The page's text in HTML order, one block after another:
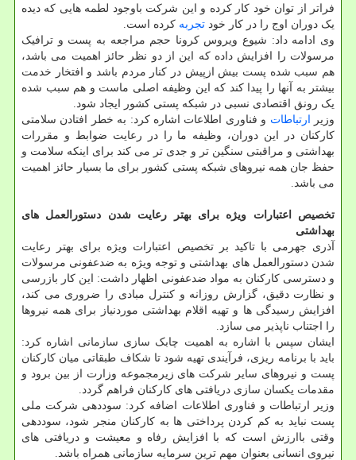
فراتر از توان خود کار کرده و این شرکت باوجود لطمه هایی که دیده
یک دوران اوج را در کار خود تجربه کرده است.
وی ادامه داد: شیوع ویروس کرونا حجم مراجعه به پست و ترافیک
مرسولات را افزایش داده که این از دو نظر حائز اهمیت می باشد،
هم سبب شده پست بیش ازپیش در کنار مردم باشد و افتخار خدمت
بیشتر به آنها را پیدا کند که این وظیفه اصلی ماست و هم سبب شده
یک رونق اقتصادی نسبی در شبکه پستی کشور ایجاد شود.
وزیر
ارتباطات و فناوری اطلاعات اشاره کرد: به خطر افتادن سلامتی
کارکنان در این دوران، وظیفه ما را در رعایت ضوابط و مقررات
بهداشتی و مراقبتی سنگین تر و جدی تر می کند برای اینکه سلامت و
حفظ جان همه نیروهای شبکه پستی کشور برای ما بسیار حائز اهمیت
می باشد.
تخصیص اعتبارات ویژه برای بهتر رعایت شدن دستورالعمل های
بهداشتی
آذری جهرمی با تاکید بر تخصیص اعتبارات ویژه برای بهتر رعایت
شدن دستورالعمل های بهداشتی و توجه ویژه به ضدعفونی مرسولات
و دسترسی کارکنان به مواد ضدعفونی اظهار داشت: این کار بازرسی
و نظارت دقیق، گزارش روزانه و کنترل مبادی را ضروری می کند،
افزایش رسیدگی ها و تهیه اقلام بهداشتی موردنیاز برای همه نیروها
را اجتناب ناپذیر می سازد.
ایشان سپس با اشاره به اهمیت چابک سازی سازمانی اشاره کرد:
باید با برنامه ریزی، فرآیندی تهیه شود تا شکاف طبقاتی میان کارکنان
پست و نیروهای سایر شرکت های زیرمجموعه وزارت از بین برود و
مقدمات یکسان سازی دریافتی های کارکنان فراهم گردد.
وزیر ارتباطات و فناوری اطلاعات اضافه کرد: سوددهی شرکت ملی
پست نباید به کم کردن پرداختی ها به کارکنان منجر شود، سوددهی
وقتی باارزش است که با افزایش رفاه و معیشت و دریافتی های
نیروی انسانی بعنوان مهم ترین سرمایه سازمانی همراه باشد.